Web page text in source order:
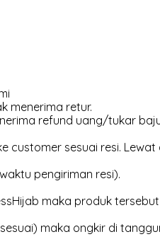
menerima retur.
refund uang/tukar
customer sesuai resi.
pengiriman resi).
maka produk
maka ongkir di